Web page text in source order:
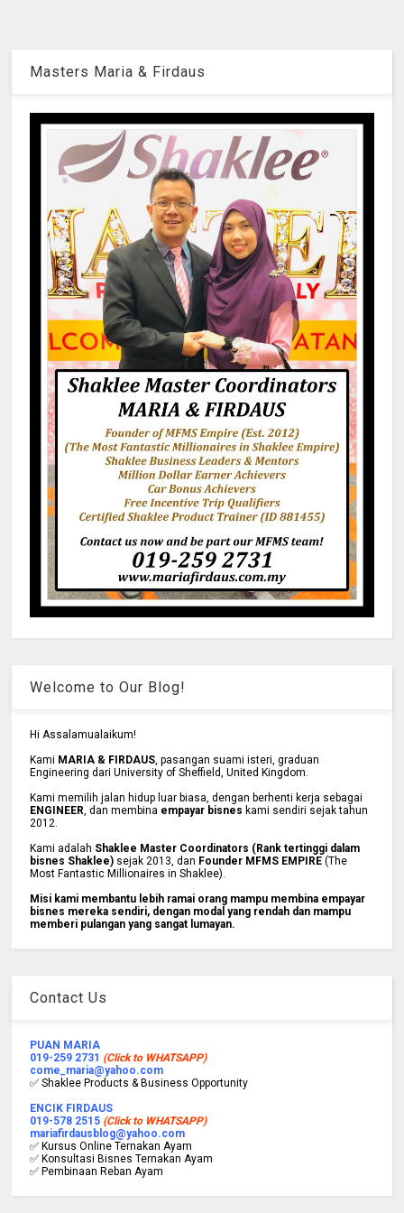
Masters Maria & Firdaus
Welcome to Our Blog!
Hi Assalamualaikum!
Kami MARIA & FIRDAUS , pasangan suami isteri, graduan
Engineering dari University of Sheffield, United Kingdom.
Kami memilih jalan hidup luar biasa, dengan berhenti kerja sebagai
ENGINEER , dan membina empayar bisnes kami sendiri sejak tahun
2012.
Kami adalah Shaklee Master Coordinators (Rank tertinggi dalam
bisnes Shaklee) sejak 2013, dan Founder MFMS EMPIRE (The
Most Fantastic Millionaires in Shaklee).
Misi kami membantu lebih ramai orang mampu membina empayar
bisnes mereka sendiri, dengan modal yang rendah dan mampu
memberi pulangan yang sangat lumayan.
Contact Us
PUAN MARIA
019-259 2731 (Click to WHATSAPP)
come_maria@yahoo.com
✅ Shaklee Products & Business Opportunity
ENCIK FIRDAUS
019-578 2515 (Click to WHATSAPP)
mariafirdausblog@yahoo.com
✅ Kursus Online Ternakan Ayam
✅ Konsultasi Bisnes Ternakan Ayam
✅ Pembinaan Reban Ayam